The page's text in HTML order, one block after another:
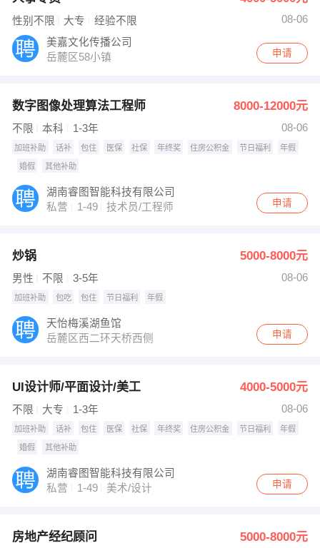
性别不限 大专 经验不限
08-06
美嘉文化传播公司
岳麓区58小镇
申请
数字图像处理算法工程师 8000-12000元
不限 本科 1-3年 08-06
加班补助 话补 包住 医保 社保 年终奖 住房公积金 节日福利 年假
婚假 其他补助
湖南睿图智能科技有限公司
私营
1-49 技术员/工程师 申请
炒锅 5000-8000元
男性 不限 3-5年 08-06
加班补助 包吃 包住 节日福利 年假
天怡梅溪湖鱼馆
岳麓区西二环天桥西侧
申请
UI设计师/平面设计/美工 4000-5000元
不限 大专 1-3年 08-06
加班补助 话补 包住 医保 社保 年终奖 住房公积金 节日福利 年假
婚假 其他补助
湖南睿图智能科技有限公司
私营
1-49 美术/设计 申请
房地产经纪顾问 5000-8000元